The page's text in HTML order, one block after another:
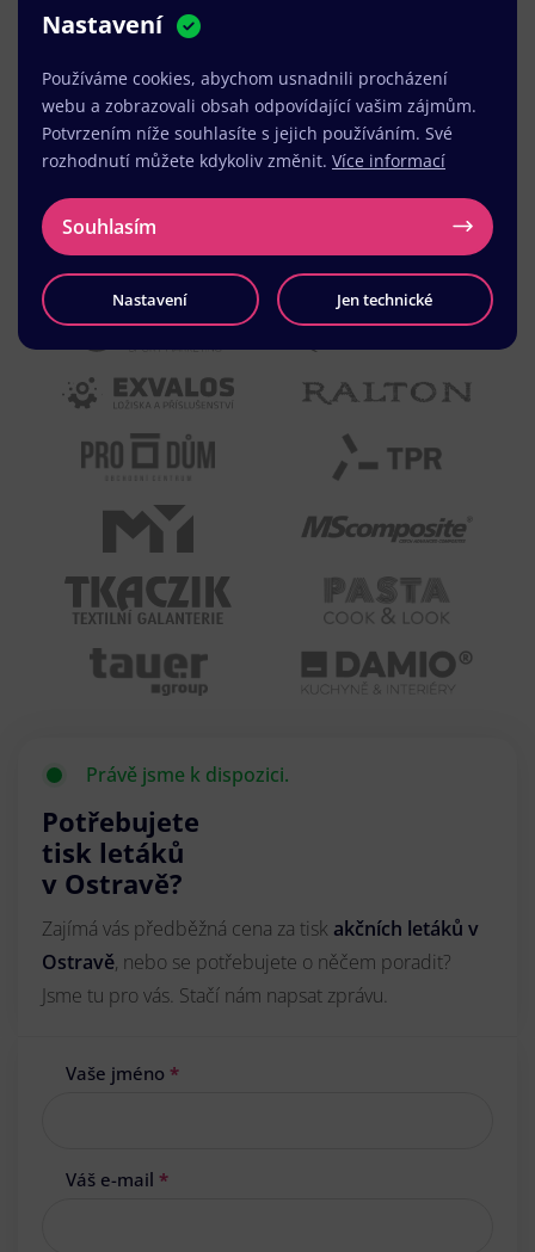
VENART s.r.o.
Právě jsme k dispozici.
Potřebujete
tisk letáků
v Ostravě?
Zajímá vás předběžná cena za tisk akčních letáků v
Ostravě, nebo se potřebujete o něčem poradit?
Jsme tu pro vás. Stačí nám napsat zprávu.
Vaše jméno *
Váš e-mail *
Nastavení
Používáme cookies, abychom usnadnili procházení
webu a zobrazovali obsah odpovídající vašim zájmům.
Potvrzením níže souhlasíte s jejich používáním. Své
rozhodnutí můžete kdykoliv změnit. Více informací
Souhlasím
Nastavení Jen technické